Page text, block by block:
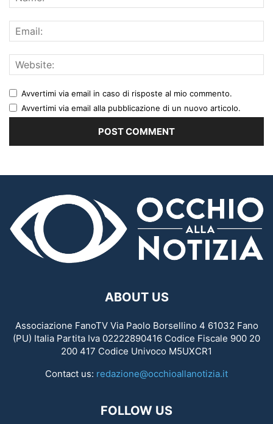
Avvertimi via email in caso di risposte al mio commento.
Avvertimi via email alla pubblicazione di un nuovo articolo.
ABOUT US
Associazione FanoTV Via Paolo Borsellino 4 61032 Fano
(PU) Italia Partita Iva 02222890416 Codice Fiscale 900 20
200 417 Codice Univoco M5UXCR1
Contact us: redazione@occhioallanotizia.it
FOLLOW US